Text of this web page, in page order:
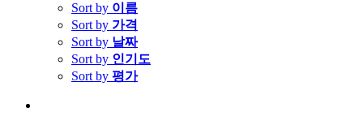
Sort by 이름
Sort by 가격
Sort by 날짜
Sort by 인기도
Sort by 평가